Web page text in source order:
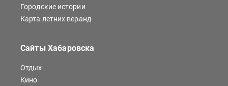
Городские истории
Карта летних веранд
Сайты Хабаровска
Отдых
Кино